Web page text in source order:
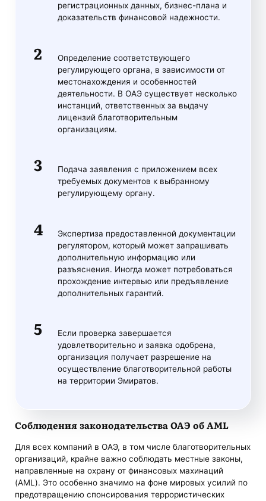
регистрационных данных, бизнес-плана и
доказательств финансовой надежности.
Определение соответствующего
регулирующего органа, в зависимости от
местонахождения и особенностей
деятельности. В ОАЭ существует несколько
инстанций, ответственных за выдачу
лицензий благотворительным
организациям.
Подача заявления с приложением всех
требуемых документов к выбранному
регулирующему органу.
Экспертиза предоставленной документации
регулятором, который может запрашивать
дополнительную информацию или
разъяснения. Иногда может потребоваться
прохождение интервью или предъявление
дополнительных гарантий.
Если проверка завершается
удовлетворительно и заявка одобрена,
организация получает разрешение на
осуществление благотворительной работы
на территории Эмиратов.
Соблюдения законодательства ОАЭ об AML
Для всех компаний в ОАЭ, в том числе благотворительных
организаций, крайне важно соблюдать местные законы,
направленные на охрану от финансовых махинаций
(AML). Это особенно значимо на фоне мировых усилий по
предотвращению спонсирования террористических